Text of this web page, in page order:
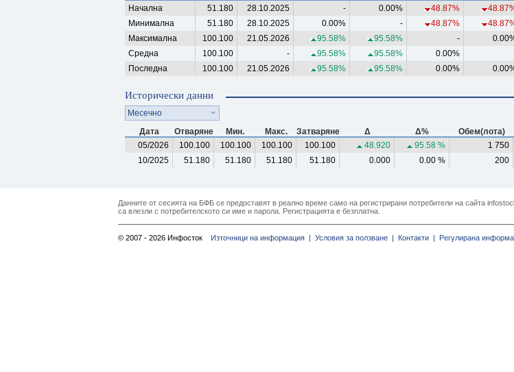
Начална
51.180 28.10.2025 - 0.00% 48.87%
Минимална
51.180 28.10.2025 0.00% - 48.87%
Максимална
100.100 21.05.2026 95.58% 95.58% -
Средна
100.100 - 95.58% 95.58% 0.00%
Последна
100.100 21.05.2026 95.58% 95.58% 0.00%
Исторически данни
Месечно
Дата
Отваряне Мин. Макс. Затваряне Δ Δ% Обем(лота)
05/2026
100.100 100.100 100.100 100.100 48.920 95.58 % 1 750
10/2025
51.180 51.180 51.180 51.180 0.000 0.00 % 200
Данните от сесията на БФБ се предоставят в реално време само на регистрирани потребители на сайта
са влезли с потребителското си име и парола. Регистрацията е безплатна.
© 2007 - 2026 Инфосток Източници на информация | Условия за ползване | Контакти | Регулирана